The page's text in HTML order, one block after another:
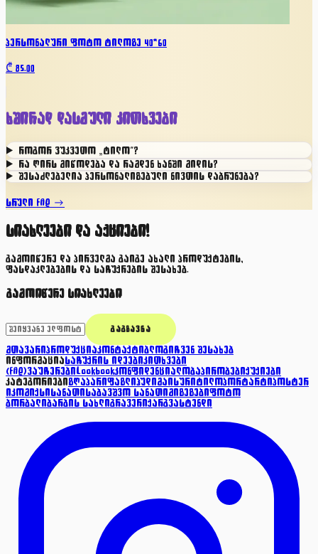
პერსონალური ფოტო ტილოზე 40*60
₾ 85.00
ხშირად დასმული კითხვები
როგორ ვუკვეთო „ტილო"?
რა ღირს მიწოდება და რამდენ ხანში მიდის?
შესაძლებელია პერსონალიზებული ნივთის დაბრუნება?
სრული FAQ →
სიახლეები და აქციები!
გამოიწერე და პირველმა გაიგე ახალი პროდუქტების,
ფასდაკლებების და საჩუქრების შესახებ.
გამოიწერე სიახლეები
ᲒᲐᲒᲖᲐᲕᲜᲐ
მთავარი პროდუქციაკონტაქტი ბლოგი ჩვენ შესახებ
ინფორმაციასაჩუქრის იდეები კითხვები
(FAQ)ვაუჩერები Lookbookკონფიდენციალობაპირობები ქუქიები
კატეგორიები ზღაპარი ფაზლი ჰუდი მაისური ტილო პორტარტი პოსტერ
ი კომიქსი სანათი საბავშვო სანათი მიზეზები ფოტო
ბორბალი ბარბის სახლი გრავერი ქარგვასტენდი